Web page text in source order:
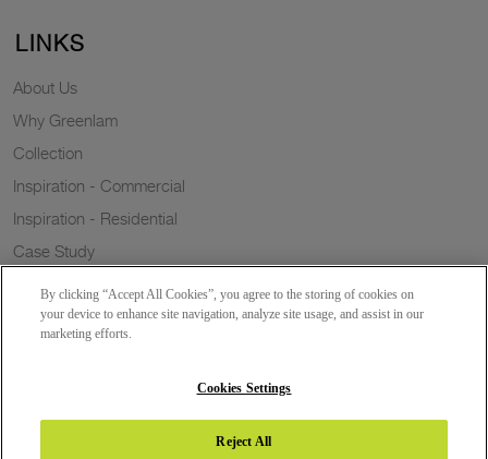
LINKS
About Us
Why Greenlam
Collection
Inspiration - Commercial
Inspiration - Residential
Case Study
Resources
By clicking “Accept All Cookies”, you agree to the storing of cookies on
your device to enhance site navigation, analyze site usage, and assist in our
marketing efforts.
Cookies Settings
Reject All